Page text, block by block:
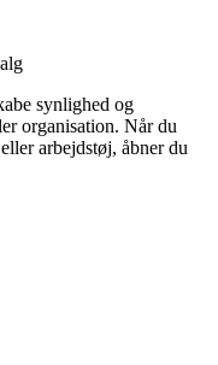
synlighed og
organisation. Når du
arbejdstøj, åbner du